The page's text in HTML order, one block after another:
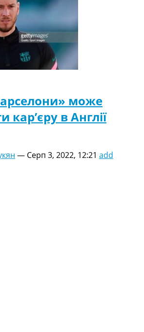
може
в Англії
— Серп 3, 2022, 12:21 add